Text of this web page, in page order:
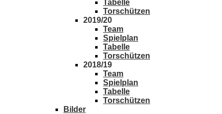
Tabelle
Torschützen
2019/20
Team
Spielplan
Tabelle
Torschützen
2018/19
Team
Spielplan
Tabelle
Torschützen
Bilder